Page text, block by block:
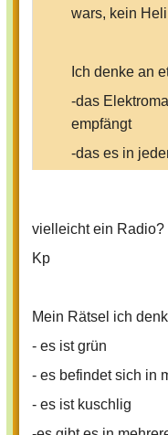
wars, kein
Ich denke an
-das
empfängt
-das es in
-das je nach
man denkt, nix
vielleicht ein Radio?
Kp
Mein Rätsel ich
- es ist grün
- es befindet sich in
- es ist kuschlig